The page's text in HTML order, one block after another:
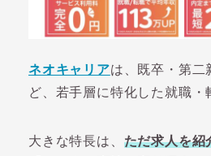
ネオキャリアは、既卒・第二
ど、若手層に特化した就職・
大きな特長は、 ただ求人を紹